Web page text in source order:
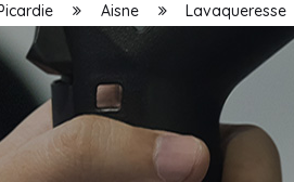
Aisne Lavaqueresse